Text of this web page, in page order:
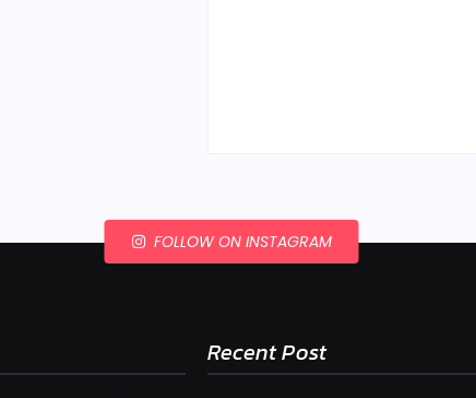
FOLLOW ON INSTAGRAM
Recent Post